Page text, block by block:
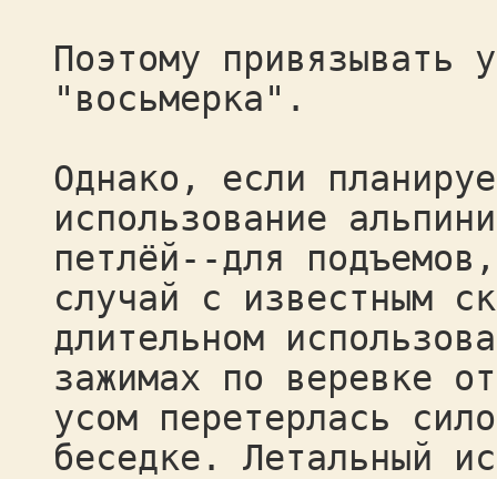
Поэтому привязывать
"восьмерка".
Однако, если
использование
петлёй--для
случай с известным
длительном
зажимах по веревке
усом перетерлась
беседке. Летальный